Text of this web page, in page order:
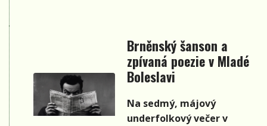
Brněnský šanson a
zpívaná poezie v Mladé
Boleslavi
Na sedmý, májový
underfolkový večer v